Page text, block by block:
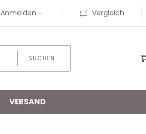
Anmelden Vergleich
SUCHEN
VERSAND